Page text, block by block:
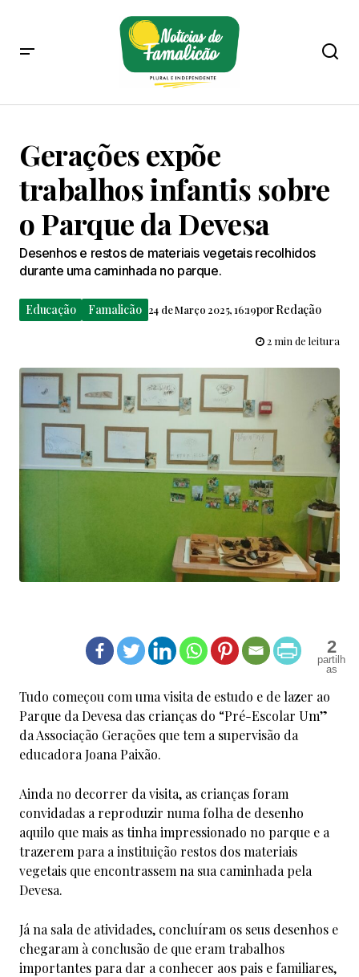
Gerações expõe
trabalhos infantis sobre
o Parque da Devesa
Desenhos e restos de materiais vegetais recolhidos
durante uma caminhada no parque.
Educação Famalicão 24 de Março 2025, 16:19porRedação
2 min de leitura
2
Tudo começou com uma visita de estudo e de lazer ao
Parque da Devesa das crianças do “Pré-Escolar Um”
da Associação Gerações que tem a supervisão da
educadora Joana Paixão.
Ainda no decorrer da visita, as crianças foram
convidadas a reproduzir numa folha de desenho
aquilo que mais as tinha impressionado no parque e a
trazerem para a instituição restos dos materiais
vegetais que encontrassem na sua caminhada pela
Devesa.
Já na sala de atividades, concluíram os seus desenhos e
chegaram à conclusão de que eram trabalhos
importantes para dar a conhecer aos pais e familiares,